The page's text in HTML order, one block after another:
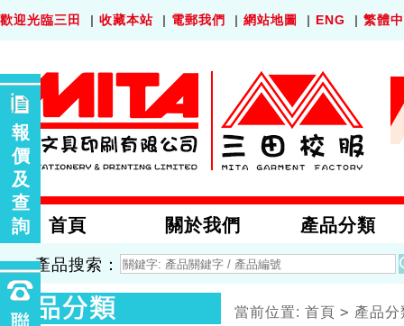
報
價
及
查
詢
歡迎光臨三田 | 收藏本站 | 電郵我們 | 網站地圖 | ENG | 繁體
首頁 關於我們 產品分類
產品搜索：
當前位置: 首頁 > 產品